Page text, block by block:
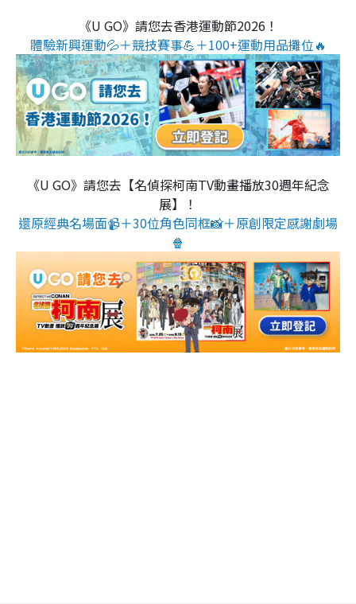
《U GO》請您去香港運動節2026！
體驗新興運動💦＋競技賽事💪＋100+運動用品攤位🔥
《U GO》請您去【名偵探柯南TV動畫播放30週年紀念
展】！
還原經典名場面📹＋30位角色同框📸＋原創限定感謝劇場
🍿